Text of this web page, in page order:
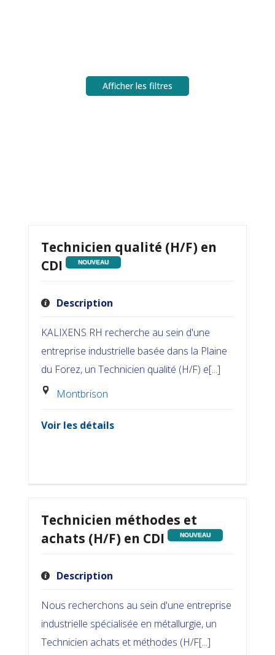
Afficher les filtres
Technicien qualité (H/F) en
CDI
NOUVEAU
Description
KALIXENS RH recherche au sein d'une
entreprise industrielle basée dans la Plaine
du Forez, un Technicien qualité (H/F) e[...]
Montbrison
Voir les détails
Technicien méthodes et
achats (H/F) en CDI
NOUVEAU
Description
Nous recherchons au sein d'une entreprise
industrielle spécialisée en métallurgie, un
Technicien achats et méthodes (H/F[...]